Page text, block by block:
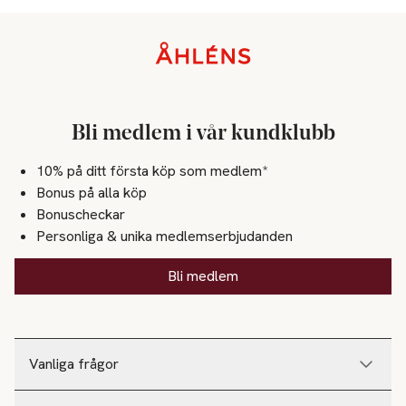
Vanliga frågor
Bli medlem i vår kundklubb
10% på ditt första köp som medlem*
Bonus på alla köp
Bonuscheckar
Personliga & unika medlemserbjudanden
Bli medlem